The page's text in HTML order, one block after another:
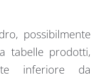
possibilmente
tabelle prodotti,
inferiore da